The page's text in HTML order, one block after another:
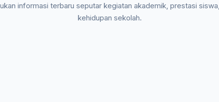
informasi terbaru seputar kegiatan akademik, prestasi
kehidupan sekolah.